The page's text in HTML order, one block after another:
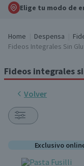
Elige tu modo de
Home Despensa
Fideos Integrales Sin
Fideos integrales
Volver
Exclusivo